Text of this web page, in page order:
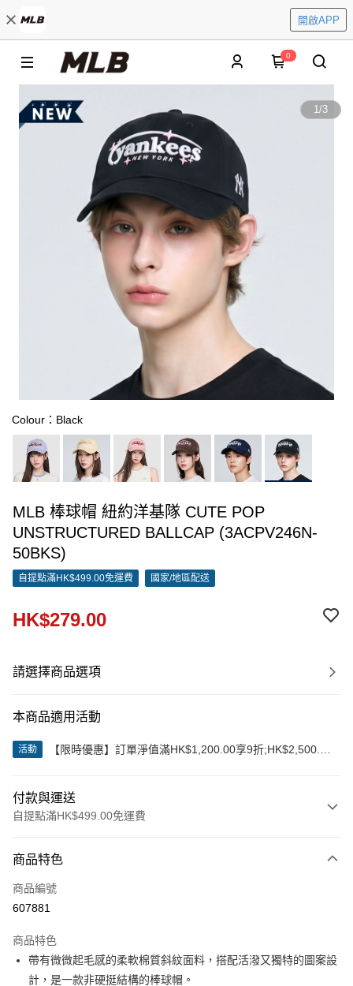
開啟APP
0
1/3
Colour：Black
MLB 棒球帽 紐約洋基隊 CUTE POP
UNSTRUCTURED BALLCAP (3ACPV246N-
50BKS)
自提點滿HK$499.00免運費 國家/地區配送
HK$279.00
請選擇商品選項
本商品適用活動
活動
【限時優惠】訂單淨值滿HK$1,200.00享9折;HK$2,500.00
付款與運送
自提點滿HK$499.00免運費
信用卡
Apple Pay
AlipayHK
商品特色
商品編號
607881
商品特色
帶有微微起毛感的柔軟棉質斜紋面料，搭配活潑又獨特的圖案設
計，是一款非硬挺結構的棒球帽。